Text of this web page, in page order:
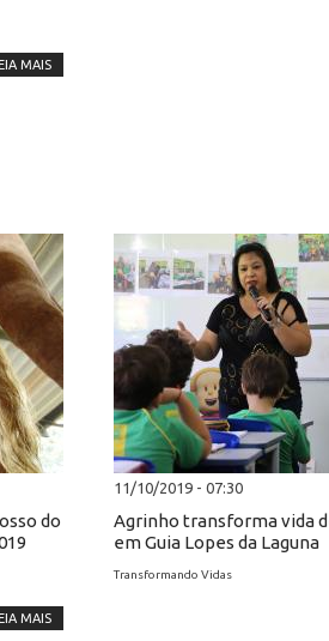
MAIS
do
MAIS
11/10/2019 - 07:30
Agrinho transforma vida
em Guia Lopes da Laguna
Transformando Vidas